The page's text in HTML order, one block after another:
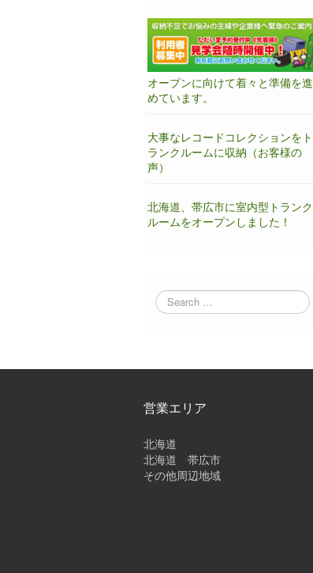
オープンに向けて着々と準備を進
めています。
大事なレコードコレクションをト
ランクルームに収納（お客様の
声）
北海道、帯広市に室内型トランク
ルームをオープンしました！
営業エリア
北海道
北海道 帯広市
その他周辺地域